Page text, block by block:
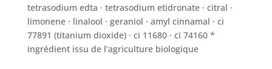
tetrasodium edta · tetrasodium etidronate · citral ·
limonene · linalool · geraniol · amyl cinnamal · ci
77891 (titanium dioxide) · ci 11680 · ci 74160 *
ingrédient issu de l’agriculture biologique